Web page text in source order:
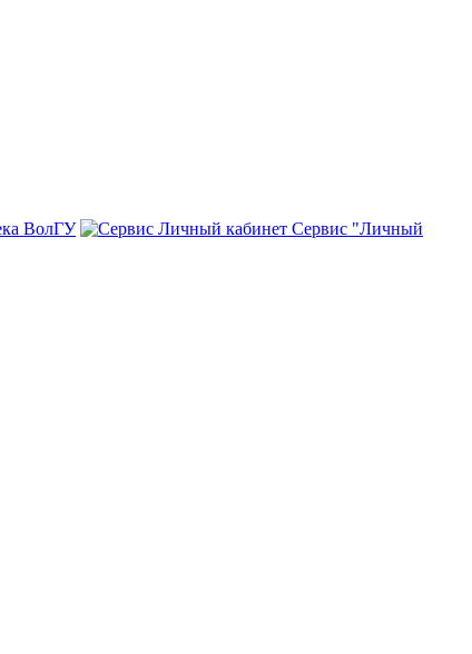
ВолГУ
Сервис "Личный